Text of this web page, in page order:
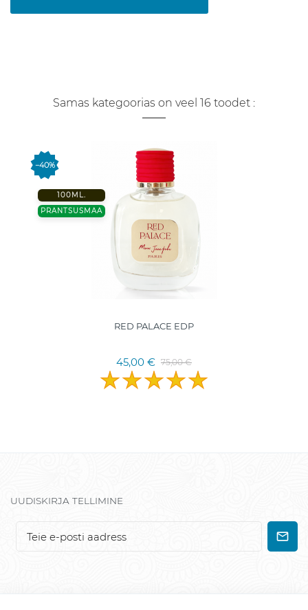
Samas kategoorias on veel 16 toodet :
−40%
100ML.
PRANTSUSMAA
RED PALACE EDP
45,00 € 75,00 €
UUDISKIRJA TELLIMINE